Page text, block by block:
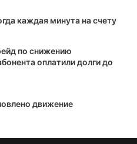
каждая минута на счету
по снижению
оплатили долги до
движение